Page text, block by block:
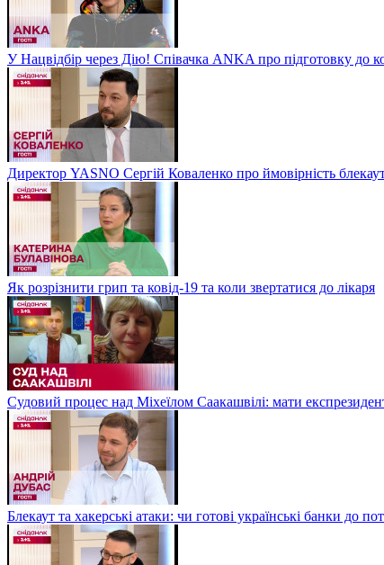
У Нацвідбір через Дію! Співачка ANKA про підготовку до
Директор YASNO Сергій Коваленко про ймовірність
Як розрізнити грип та ковід-19 та коли звертатися до лікаря
Судовий процес над Міхеїлом Саакашвілі: мати
Блекаут та хакерські атаки: чи готові українські банки до